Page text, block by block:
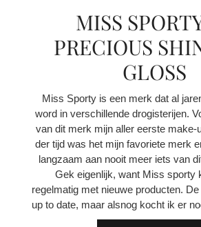
MISS
PRECIOUS
GLOSS
Miss Sporty is een merk dat al
word in verschillende drogisterijen.
van dit merk mijn aller eerste make-
der tijd was het mijn favoriete merk
langzaam aan nooit meer iets van
Gek eigenlijk, want Miss sporty
regelmatig met nieuwe producten.
up to date, maar alsnog kocht ik er